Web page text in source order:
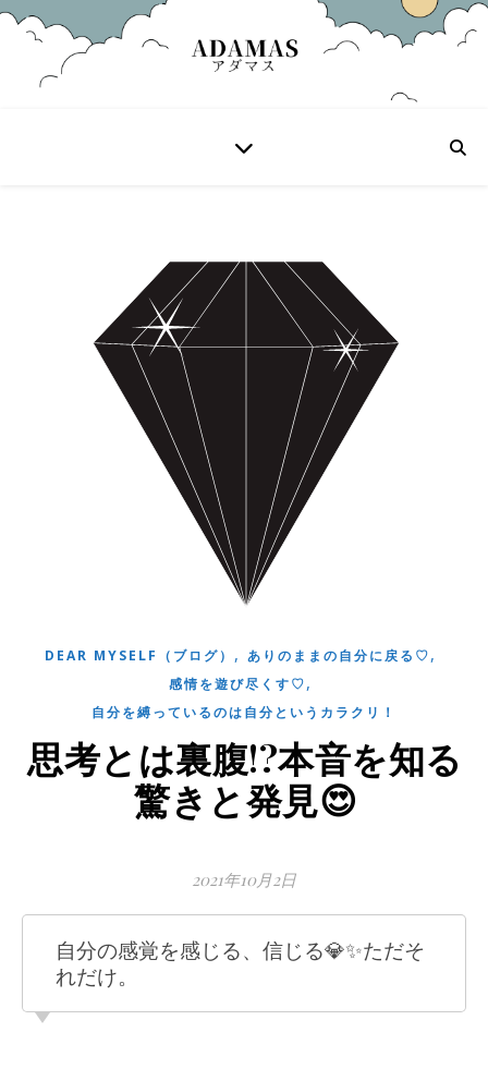
DEAR MYSELF（ブログ） , ありのままの自分に戻る♡,
感情を遊び尽くす♡,
自分を縛っているのは自分というカラクリ！
思考とは裏腹!?本音を知る
驚きと発見😍
2021年10月2日
自分の感覚を感じる、信じる💎✨ただそ
れだけ。